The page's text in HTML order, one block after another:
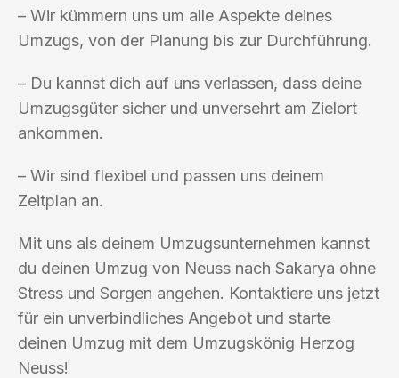
– Wir kümmern uns um alle Aspekte deines
Umzugs, von der Planung bis zur Durchführung.
– Du kannst dich auf uns verlassen, dass deine
Umzugsgüter sicher und unversehrt am Zielort
ankommen.
– Wir sind flexibel und passen uns deinem
Zeitplan an.
Mit uns als deinem Umzugsunternehmen kannst
du deinen Umzug von Neuss nach Sakarya ohne
Stress und Sorgen angehen. Kontaktiere uns jetzt
für ein unverbindliches Angebot und starte
deinen Umzug mit dem Umzugskönig Herzog
Neuss!